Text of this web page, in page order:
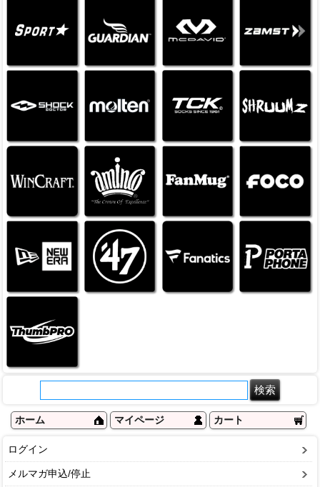
ホーム マイページ カート
ログイン
メルマガ申込/停止